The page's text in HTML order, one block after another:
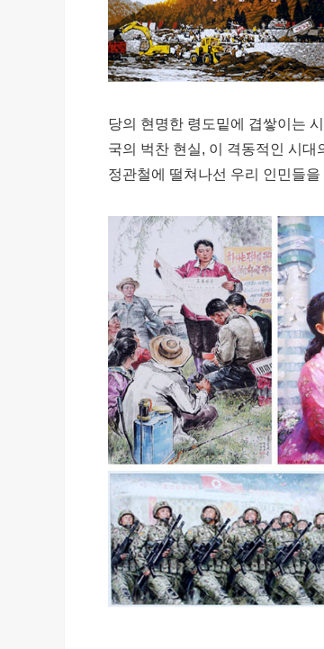
당의 현명한 령도밑에 겹쌓이는
국의 벅찬 현실, 이 격동적인 시
정관철에 떨쳐나선 우리 인민들